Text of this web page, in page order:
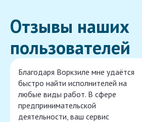
Отзывы наших
пользователей
Благодаря Воркзиле мне удаётся
быстро найти исполнителей на
любые виды работ. В сфере
предпринимательской
деятельности, ваш сервис